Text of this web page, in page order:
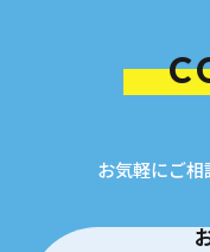
お気軽にご相